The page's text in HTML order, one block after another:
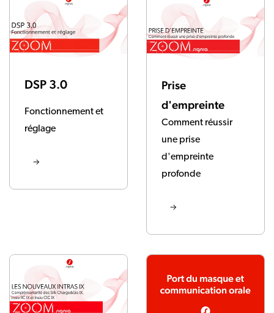
DSP 3.0
Fonctionnement et
réglage
Prise
d'empreinte
Comment réussir
une prise
d'empreinte
profonde